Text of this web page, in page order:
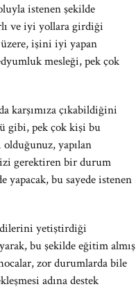
istenen şekilde
ve iyi yollara girdiği
işini iyi yapan
mesleği, pek çok
karşımıza çıkabildiğini
gibi, pek çok kişi bu
yapılan
gerektiren bir durum
yapacak, bu sayede istenen
yetiştirdiği
bu şekilde eğitim almış
zor durumlarda bile
adına destek